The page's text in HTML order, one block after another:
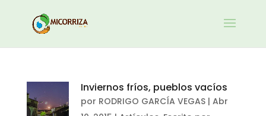
Inviernos fríos, pueblos vacíos
por RODRIGO GARCÍA VEGAS |Abr